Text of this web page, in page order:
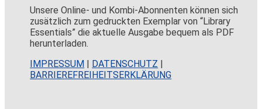
Unsere Online- und Kombi-Abonnenten können sich
zusätzlich zum gedruckten Exemplar von “Library
Essentials” die aktuelle Ausgabe bequem als PDF
herunterladen.
IMPRESSUM | DATENSCHUTZ |
BARRIEREFREIHEITSERKLÄRUNG